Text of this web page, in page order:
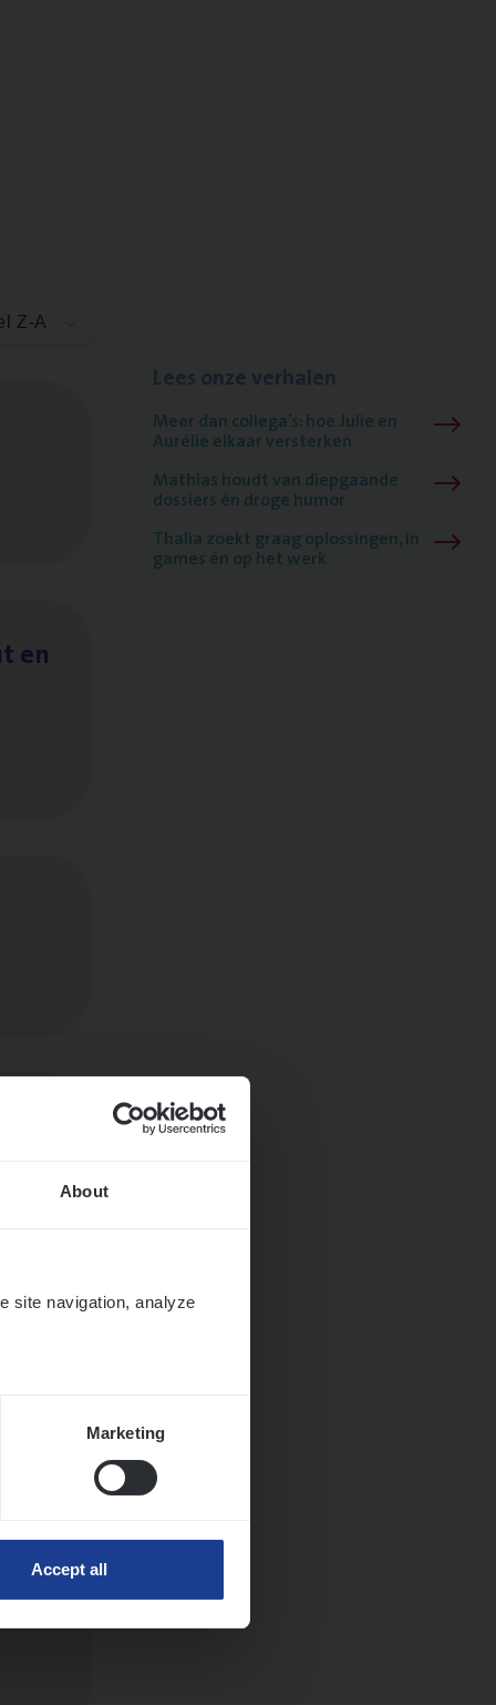
About
site navigation, analyze
Marketing
Accept all
Z-A
en
Meer dan collega’s: hoe Julie en
Aurélie elkaar versterken
Mathias houdt van diepgaande
dossiers én droge humor
Thalia zoekt graag oplossingen, in
games én op het werk